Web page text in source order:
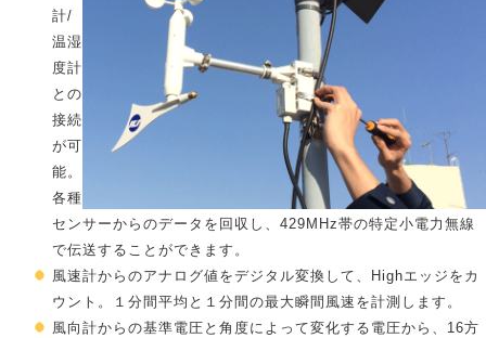
計/
温湿
度計
との
接続
が可
能。
各種
センサーからのデータを回収し、429MHz帯の特定小電力無線
で伝送することができます。
風速計からのアナログ値をデジタル変換して、Highエッジをカ
ウント。１分間平均と１分間の最大瞬間風速を計測します。
風向計からの基準電圧と角度によって変化する電圧から、16方